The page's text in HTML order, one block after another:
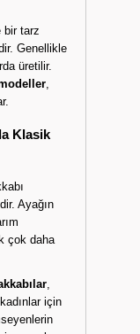
bir tarz
Genellikle
üretilir.
,
Klasik
Ayağın
çok daha
,
için